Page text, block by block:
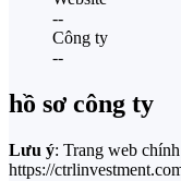
--
Công ty
--
hồ sơ công ty
Lưu ý: Trang web
https://